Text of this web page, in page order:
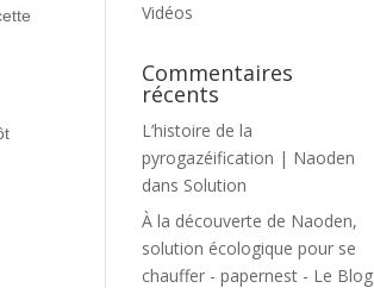
Vidéos
Commentaires
récents
L’histoire de la
pyrogazéification | Naoden
dans Solution
À la découverte de Naoden,
solution écologique pour se
chauffer - papernest - Le Blog